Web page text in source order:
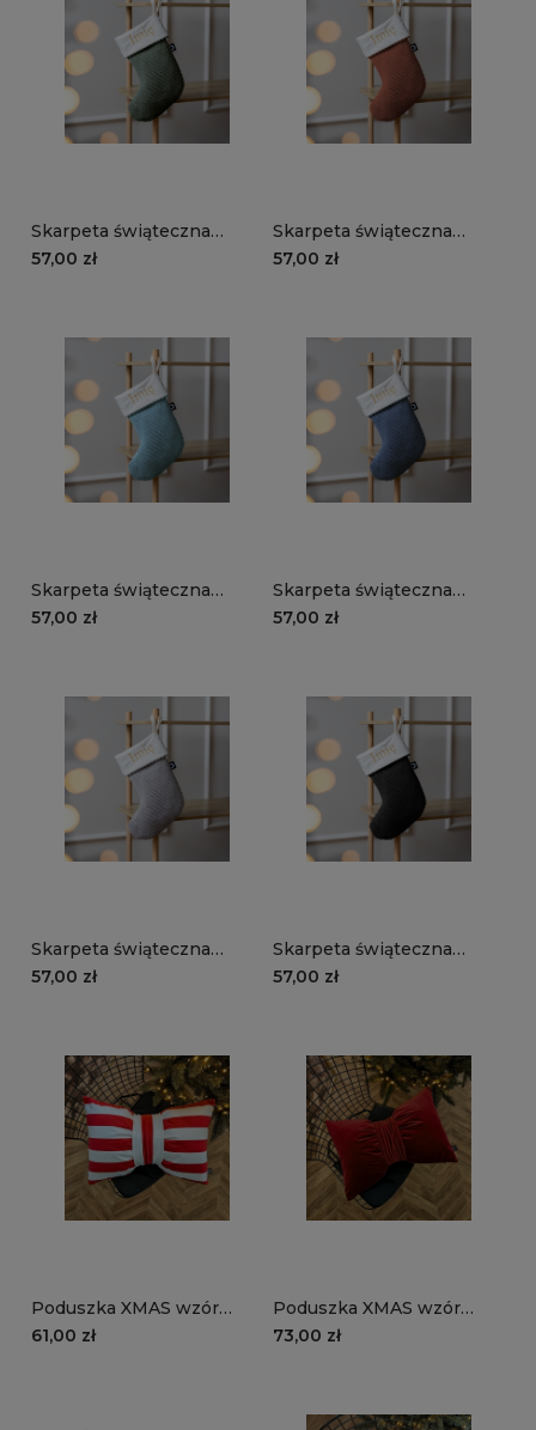
Skarpeta świąteczna
MANCHESTER LN39 |
57,00 zł
Skarpeta świąteczna
MANCHESTER LN52 |
57,00 zł
Skarpeta świąteczna
MANCHESTER LN75 |
57,00 zł
Skarpeta świąteczna
MANCHESTER LN77 |
57,00 zł
Skarpeta świąteczna
MANCHESTER LN86 |
57,00 zł
Skarpeta świąteczna
MANCHESTER LN100 |
57,00 zł
Poduszka XMAS wzór
XM52 | Kokarda w paski
61,00 zł
Poduszka XMAS wzór
XM45 | Kokarda czerwona
73,00 zł